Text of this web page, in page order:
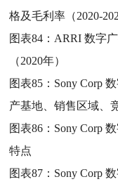
格及毛利率（2020-
图表84： ARRI 数字
（2020年）
图表85： Sony Corp
产基地、销售区域、
图表86： Sony Corp
特点
图表87： Sony Corp